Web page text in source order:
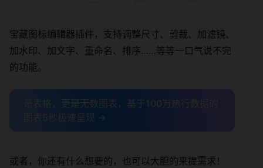
宝藏图标编辑器插件，支持调整尺寸、剪裁、加滤镜、
加水印、加文字、重命名、排序……等等一口气说不完
的功能。
是表格，更是无数图表，基于100万热行数据的
图表5秒极速呈现 →
或者，你还有什么想要的，也可以大胆的来提需求！